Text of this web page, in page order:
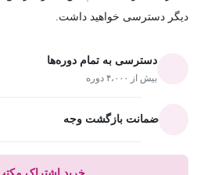
دیگر دسترسی خواهید داشت.
دسترسی به تمام دوره‌ها
بیش از ۴،۰۰۰ دوره
ضمانت بازگشت وجه